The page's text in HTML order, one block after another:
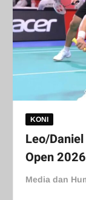
KONI
Leo/
Open 2026
Media dan